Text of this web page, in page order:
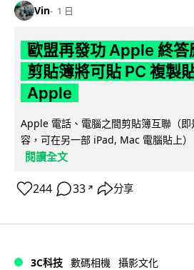
Vin 1 日
歐盟再發功 Apple 終答
剪貼簿將可貼 PC 複製
Apple
Apple 電話、電腦之間剪貼簿互聯（
容，可在另一部 iPad, Mac 電腦貼上
閱讀全文
244 33 ↗ 分享
3C科技 數碼相機 攝影文化